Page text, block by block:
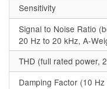
Sensitivity
Signal to Noise Ratio
20 Hz to 20 kHz, A-
THD (full rated power,
Damping Factor (10